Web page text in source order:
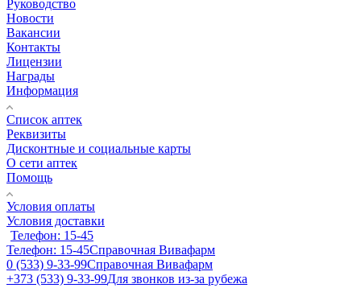
Руководство
Новости
Вакансии
Контакты
Лицензии
Награды
Информация
Список аптек
Реквизиты
Дисконтные и социальные карты
О сети аптек
Помощь
Условия оплаты
Условия доставки
Телефон: 15-45
Телефон: 15-45Справочная Вивафарм
0 (533) 9-33-99Справочная Вивафарм
+373 (533) 9-33-99Для звонков из-за рубежа